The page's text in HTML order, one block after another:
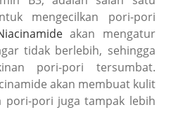
mengecilkan pori-pori
akan mengatur
tidak berlebih, sehingga
pori-pori tersumbat.
akan membuat kulit
pori-pori juga tampak lebih